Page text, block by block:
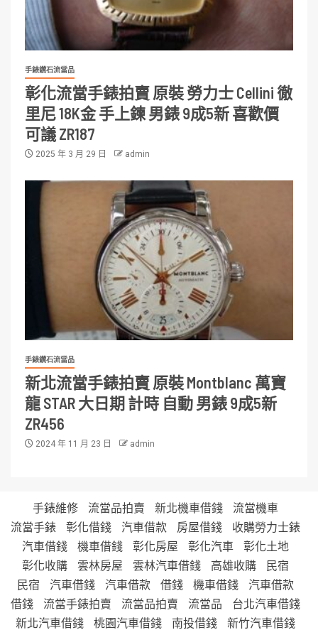
手錶鑽石流當品
彰化流當手錶拍賣 原裝 勞力士 Cellini 徹
里尼 18K金 手上鍊 男錶 9成5新 喜歡價
可議 ZR187
2025 年 3 月 29 日 admin
手錶鑽石流當品
新北流當手錶拍賣 原裝 Montblanc 萬寶
龍 STAR 大日期 計時 自動 男錶 9成5新
ZR456
2024 年 11 月 23 日 admin
手錶維修 流當品拍賣 新北機車借錢
流當機車
流當手錶
彰化借錢 汽車借款 房屋借錢
收購勞力士錶
汽車借錢
機車借錢 彰化房屋 彰化汽車
彰化土地
彰化收購
雲林房屋 雲林汽車借錢 高雄收購
民宿
民宿
汽車借錢 汽車借款 借錢 機車借錢
汽車借款
借錢
流當手錶拍賣 流當品拍賣 流當品
台北汽車借錢
新北汽車借錢
桃園汽車借錢 南投借錢 新竹汽車借錢